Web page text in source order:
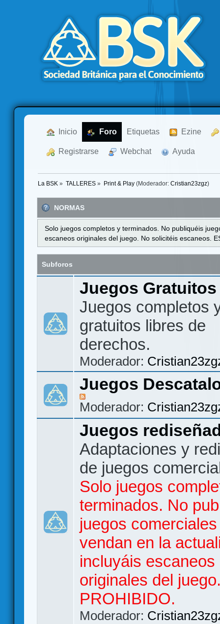
Inicio Foro Etiquetas Ezine
Registrarse Webchat Ayuda
La BSK » TALLERES» Print & Play(Moderador: Cristian23zgz)
NORMAS
Solo juegos completos y terminados. No publiquéis
escaneos originales del juego. No solicitéis escaneos.
Subforos
Juegos
Juegos completos
gratuitos libres de
derechos.
Moderador:
Juegos
Moderador:
Juegos
Adaptaciones y
de juegos
Solo juegos
terminados. No
juegos
vendan en la
incluyáis escaneos
originales del
PROHIBIDO.
Moderador: